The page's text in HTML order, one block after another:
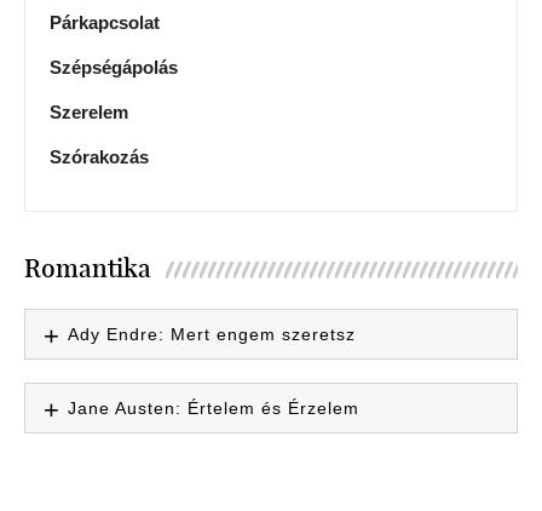
Párkapcsolat
Szépségápolás
Szerelem
Szórakozás
Romantika
Ady Endre: Mert engem szeretsz
Jane Austen: Értelem és Érzelem